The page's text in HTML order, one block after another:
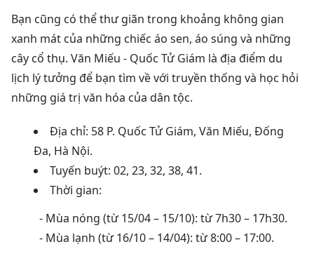
Bạn cũng có thể thư giãn trong khoảng không gian
xanh mát của những chiếc áo sen, áo súng và những
cây cổ thụ. Văn Miếu - Quốc Tử Giám là địa điểm du
lịch lý tưởng để bạn tìm về với truyền thống và học hỏi
những giá trị văn hóa của dân tộc.
Địa chỉ: 58 P. Quốc Tử Giám, Văn Miếu, Đống
Đa, Hà Nội.
Tuyến buýt: 02, 23, 32, 38, 41.
Thời gian:
- Mùa nóng (từ 15/04 – 15/10): từ 7h30 – 17h30.
- Mùa lạnh (từ 16/10 – 14/04): từ 8:00 – 17:00.